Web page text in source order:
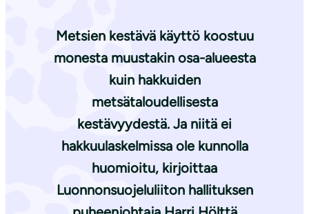
Metsien kestävä käyttö koostuu
monesta muustakin osa-alueesta
kuin hakkuiden
metsätaloudellisesta
kestävyydestä. Ja niitä ei
hakkuulaskelmissa ole kunnolla
huomioitu, kirjoittaa
Luonnonsuojeluliiton hallituksen